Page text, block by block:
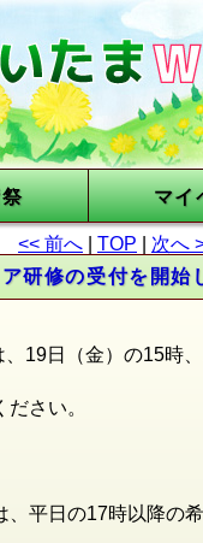
マイ
<< 前へ TOP
次へ
研修の受付を開始
19日（金）の15時
さい。
、平日の17時以降の